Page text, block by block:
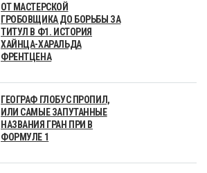
ОТ МАСТЕРСКОЙ
ГРОБОВЩИКА ДО БОРЬБЫ ЗА
ТИТУЛ В Ф1. ИСТОРИЯ
ХАЙНЦА-ХАРАЛЬДА
ФРЕНТЦЕНА
ГЕОГРАФ ГЛОБУС ПРОПИЛ,
ИЛИ САМЫЕ ЗАПУТАННЫЕ
НАЗВАНИЯ ГРАН ПРИ В
ФОРМУЛЕ 1